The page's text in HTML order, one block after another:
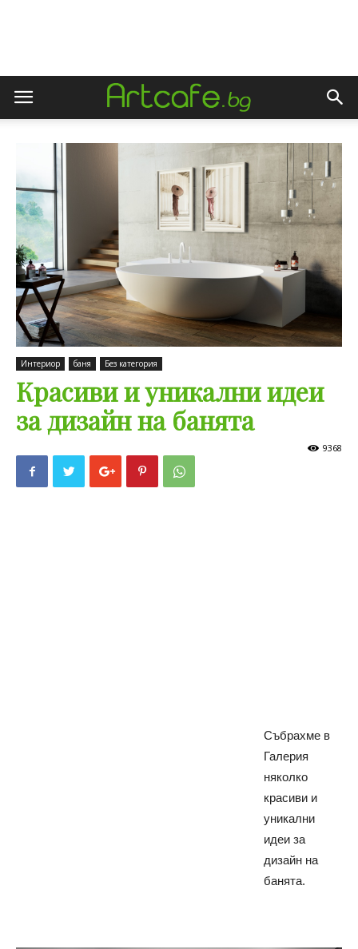
Интериор баня Без категория
Красиви и уникални идеи
за дизайн на банята
9368
Събрахме в
Галерия
няколко
красиви и
уникални
идеи за
дизайн на
банята.